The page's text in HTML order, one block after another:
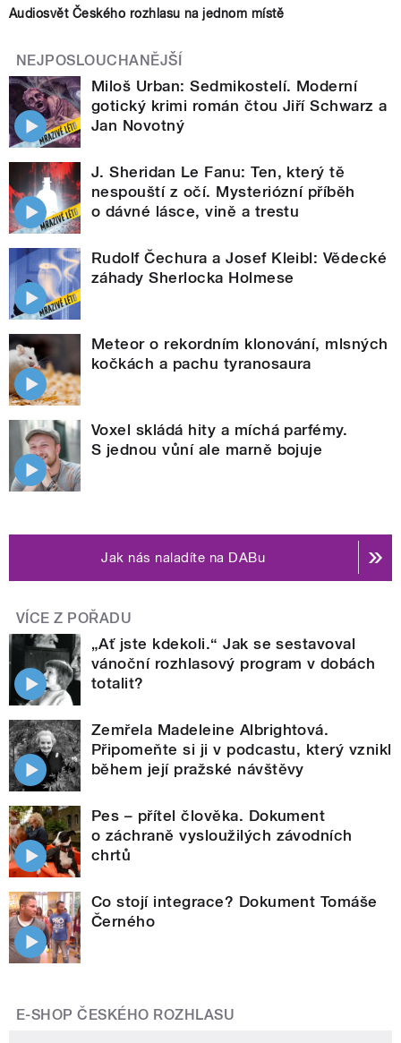
Audiosvět Českého rozhlasu na jednom místě
NEJPOSLOUCHANĚJŠÍ
Miloš Urban: Sedmikostelí. Moderní
gotický krimi román čtou Jiří Schwarz a
Jan Novotný
J. Sheridan Le Fanu: Ten, který tě
nespouští z očí. Mysteriózní příběh
o dávné lásce, vině a trestu
Rudolf Čechura a Josef Kleibl: Vědecké
záhady Sherlocka Holmese
Meteor o rekordním klonování, mlsných
kočkách a pachu tyranosaura
Voxel skládá hity a míchá parfémy.
S jednou vůní ale marně bojuje
Jak nás naladíte na DABu
VÍCE Z POŘADU
„Ať jste kdekoli.“ Jak se sestavoval
vánoční rozhlasový program v dobách
totalit?
Zemřela Madeleine Albrightová.
Připomeňte si ji v podcastu, který vznikl
během její pražské návštěvy
Pes – přítel člověka. Dokument
o záchraně vysloužilých závodních
chrtů
Co stojí integrace? Dokument Tomáše
Černého
E-SHOP ČESKÉHO ROZHLASU